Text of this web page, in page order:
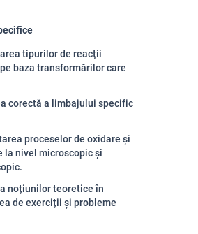
tipurilor de reacții
baza transformărilor care
corectă a limbajului specific
proceselor de oxidare și
la nivel microscopic și
noțiunilor teoretice în
de exerciții și probleme